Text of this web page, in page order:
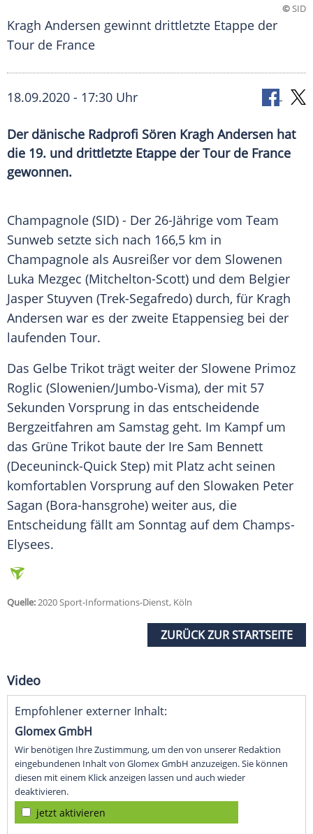
©SID
Kragh Andersen gewinnt drittletzte Etappe der
Tour de France
18.09.2020 - 17:30 Uhr
Der dänische Radprofi Sören Kragh Andersen hat
die 19. und drittletzte Etappe der Tour de France
gewonnen.
Champagnole (SID) - Der 26-Jährige vom Team
Sunweb setzte sich nach 166,5 km in
Champagnole als Ausreißer vor dem Slowenen
Luka Mezgec (Mitchelton-Scott) und dem Belgier
Jasper Stuyven (Trek-Segafredo) durch, für Kragh
Andersen war es der zweite Etappensieg bei der
laufenden Tour.
Das Gelbe Trikot trägt weiter der Slowene Primoz
Roglic (Slowenien/Jumbo-Visma), der mit 57
Sekunden Vorsprung in das entscheidende
Bergzeitfahren am Samstag geht. Im Kampf um
das Grüne Trikot baute der Ire Sam Bennett
(Deceuninck-Quick Step) mit Platz acht seinen
komfortablen Vorsprung auf den Slowaken Peter
Sagan (Bora-hansgrohe) weiter aus, die
Entscheidung fällt am Sonntag auf dem Champs-
Elysees.
Quelle:2020 Sport-Informations-Dienst, Köln
ZURÜCK ZUR STARTSEITE
Video
Empfohlener externer Inhalt:
Glomex GmbH
Wir benötigen Ihre Zustimmung, um den von unserer Redaktion
eingebundenen Inhalt von Glomex GmbH anzuzeigen. Sie können
diesen mit einem Klick anzeigen lassen und auch wieder
deaktivieren.
jetzt aktivieren